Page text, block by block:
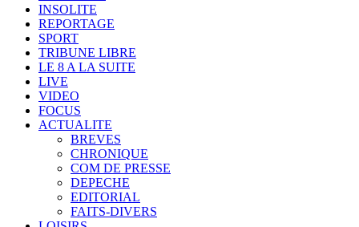
INSOLITE
REPORTAGE
SPORT
TRIBUNE LIBRE
LE 8 A LA SUITE
LIVE
VIDEO
FOCUS
ACTUALITE
BREVES
CHRONIQUE
COM DE PRESSE
DEPECHE
EDITORIAL
FAITS-DIVERS